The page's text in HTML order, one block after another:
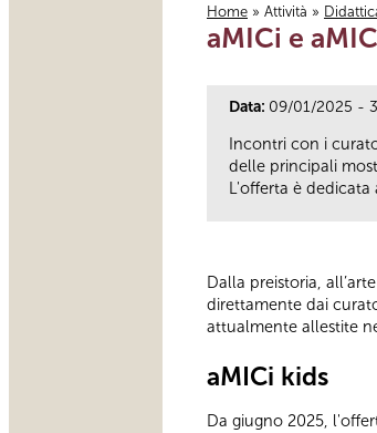
Tu sei qui
Home » Attività »
aMICi e
Data: 09/01/2025 -
Incontri con i
delle principali
L'offerta è dedicata
Dalla preistoria,
direttamente dai
attualmente allestite
aMICi kids
Da giugno 2025,